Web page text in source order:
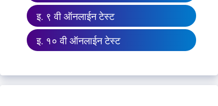
इ. ९ वी ऑनलाईन टेस्ट
इ. १० वी ऑनलाईन टेस्ट